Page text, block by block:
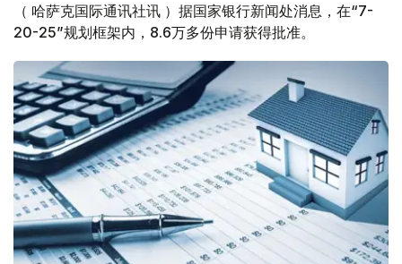
（ 哈萨克国际通讯社讯 ）据国家银行新闻处消息，在“7-
20-25”规划框架内，8.6万多份申请获得批准。